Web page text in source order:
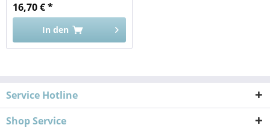
16,70 € *
In den
Service Hotline
Shop Service